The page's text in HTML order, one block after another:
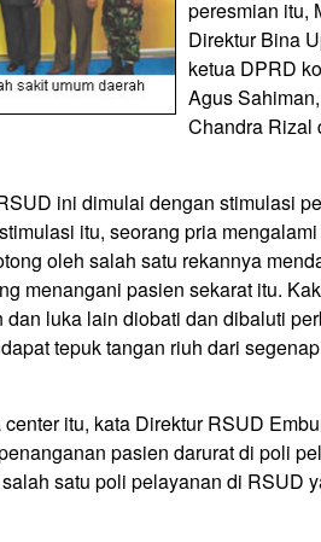
peresmian itu,
Direktur Bina
ketua DPRD
Agus
Chandra Rizal
ini dimulai dengan stimulasi
itu, seorang pria
oleh salah satu rekannya
menangani pasien sekarat itu.
luka lain diobati dan dibaluti
tepuk tangan riuh dari
itu, kata Direktur RSUD
pasien darurat di poli
satu poli pelayanan di RSUD